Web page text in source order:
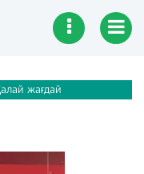
жағдай